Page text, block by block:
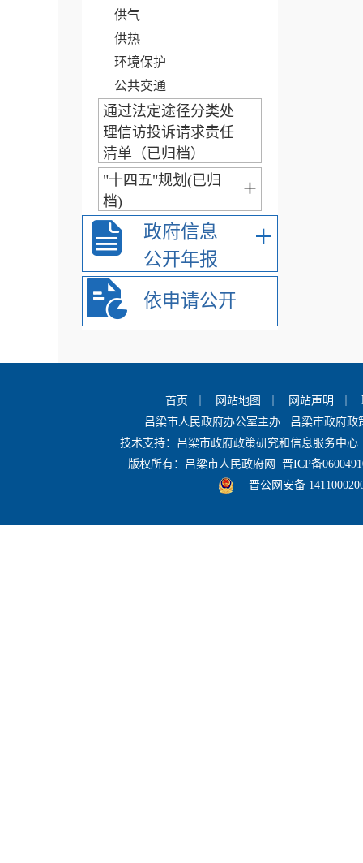
供气
供热
环境保护
公共交通
通过法定途径分类处
理信访投诉请求责任
清单（已归档）
"十四五"规划(已归
档)
+
政府信息
公开年报
+
依申请公开
首页 网站地图 网站声明
吕梁市人民政府办公室主办 吕梁市政府
技术支持：吕梁市政府政策研究和信息服务中
版权所有：吕梁市人民政府网 晋ICP备
晋公网安备